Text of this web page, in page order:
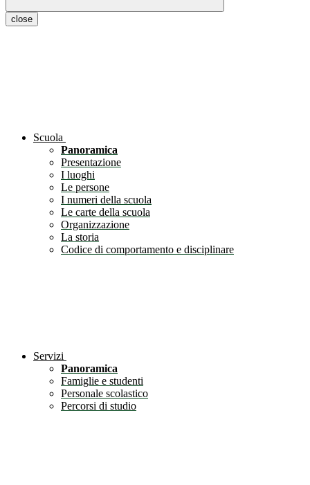
close
Scuola
Panoramica
Presentazione
I luoghi
Le persone
I numeri della scuola
Le carte della scuola
Organizzazione
La storia
Codice di comportamento e disciplinare
Servizi
Panoramica
Famiglie e studenti
Personale scolastico
Percorsi di studio